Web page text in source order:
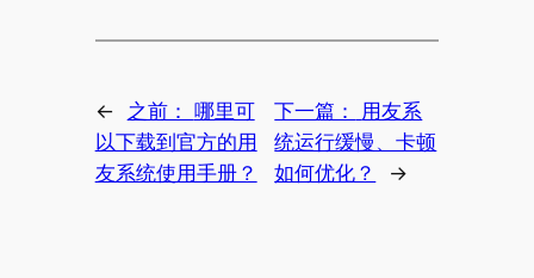
← 之前： 哪里可
以下载到官方的用
友系统使用手册？
下一篇：
用友系
统运行缓慢、卡顿
如何优化？
→